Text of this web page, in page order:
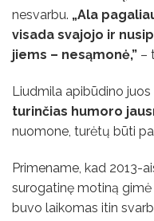
nesvarbu. „Ala
visada svajojo ir
jiems – nesąmonė,” –
Liudmila apibūdino juos
turinčias humoro
nuomone, turėtų būti
Primename, kad 2013-
surogatinę motiną gimė
buvo laikomas itin